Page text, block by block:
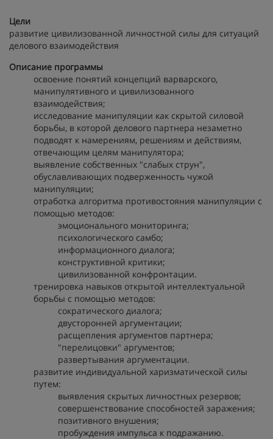
Цели
развитие цивилизованной личностной силы для ситуаций
делового взаимодействия
Описание программы
освоение понятий концепций варварского,
манипулятивного и цивилизованного
взаимодействия;
исследование манипуляции как скрытой силовой
борьбы, в которой делового партнера незаметно
подводят к намерениям, решениям и действиям,
отвечающим целям манипулятора;
выявление собственных "слабых струн",
обуславливающих подверженность чужой
манипуляции;
отработка алгоритма противостояния манипуляции с
помощью методов:
эмоционального мониторинга;
психологического самбо;
информационного диалога;
конструктивной критики;
цивилизованной конфронтации.
тренировка навыков открытой интеллектуальной
борьбы с помощью методов:
сократического диалога;
двусторонней аргументации;
расщепления аргументов партнера;
"перелицовки" аргументов;
развертывания аргументации.
развитие индивидуальной харизматической силы
путем:
выявления скрытых личностных резервов;
совершенствование способностей заражения;
позитивного внушения;
пробуждения импульса к подражанию.